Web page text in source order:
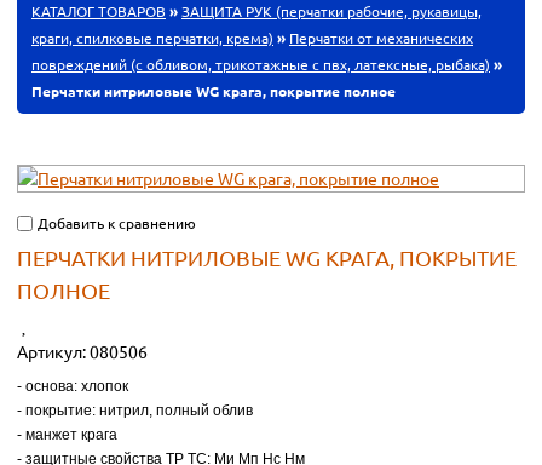
КАТАЛОГ ТОВАРОВ »ЗАЩИТА РУК (перчатки рабочие, рукавицы,
краги, спилковые перчатки, крема) » Перчатки от механических
повреждений (с обливом, трикотажные с пвх, латексные, рыбака) »
Перчатки нитриловые WG крага, покрытие полное
Добавить к сравнению
ПЕРЧАТКИ НИТРИЛОВЫЕ WG КРАГА, ПОКРЫТИЕ
ПОЛНОЕ
Артикул:080506
- основа: хлопок
- покрытие: нитрил, полный облив
- манжет крага
- защитные свойства ТР ТС: Ми Мп Нс Нм